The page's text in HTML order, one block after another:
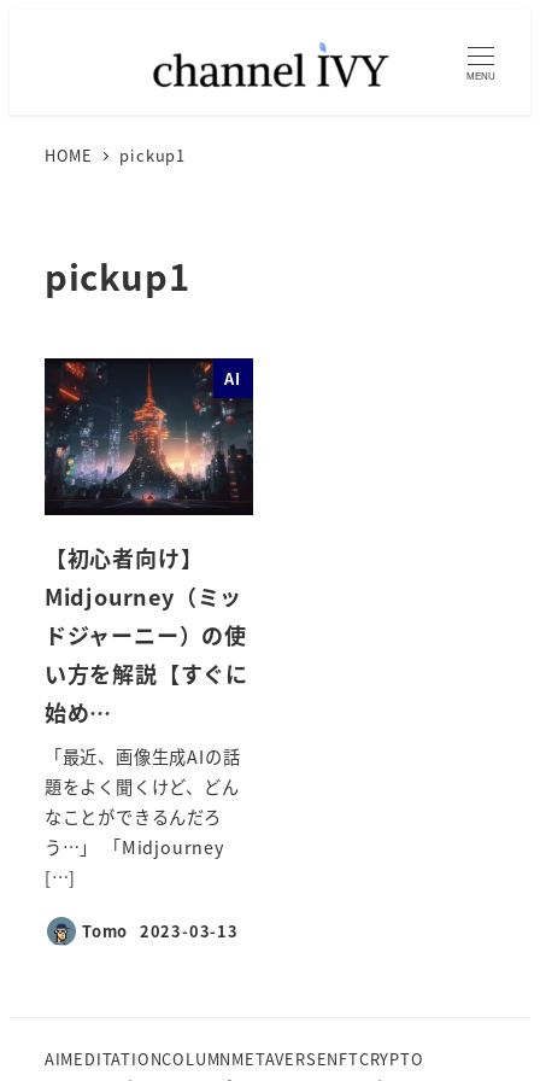
MENU
HOME pickup1
pickup1
AI
【初心者向け】
Midjourney（ミッ
ドジャーニー）の使
い方を解説【すぐに
始め…
「最近、画像生成AIの話
題をよく聞くけど、どん
なことができるんだろ
う…」 「Midjourney
[…]
Tomo
投稿日
2023-03-13
AIMEDITATIONCOLUMNMETAVERSENFTCRYPTO